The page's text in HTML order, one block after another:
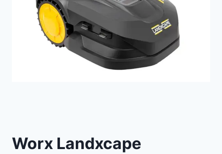
Worx Landxcape